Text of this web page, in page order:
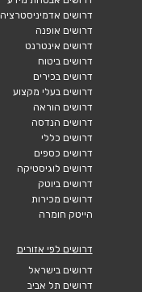
דרושים אדמיניסטרציה
דרושים אופנה
דרושים אינטרנט
דרושים ביטוח
דרושים בכירים
דרושים בעלי מקצוע
דרושים הוראה
דרושים הנדסה
דרושים כללי
דרושים כספים
דרושים לוגיסטיקה
דרושים ביוטק
דרושים מכירות
הייטק חומרה
דרושים לפי אזורים
דרושים בישראל
דרושים תל אביב